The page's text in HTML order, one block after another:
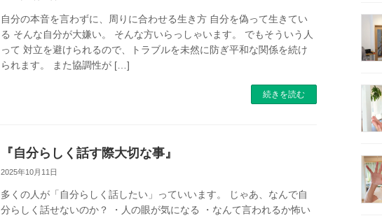
自分の本音を言わずに、周りに合わせる生き方 自分を偽って生きてい
る そんな自分が大嫌い。 そんな方いらっしゃいます。 でもそういう人
って 対立を避けられるので、トラブルを未然に防ぎ平和な関係を続け
られます。 また協調性が […]
続きを読む
『自分らしく話す際大切な事』
2025年10月11日
多くの人が「自分らしく話したい」っていいます。 じゃあ、なんで自
分らしく話せないのか？ ・人の眼が気になる ・なんて言われるか怖い